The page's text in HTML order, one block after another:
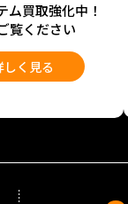
ム買取強化中！
覧ください
しく見る